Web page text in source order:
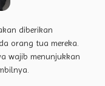
diberikan
orang tua mereka.
wajib menunjukkan